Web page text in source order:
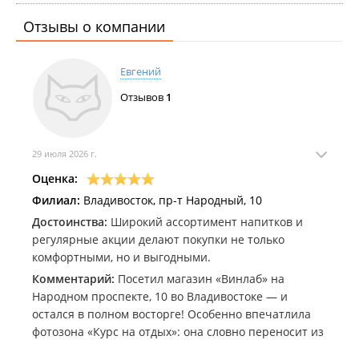
Отзывы о компании
Евгений
Отзывов 1
29 июля 2026 г.
Оценка:
Филиал: Владивосток, пр-т Народный, 10
Достоинства: Широкий ассортимент напитков и
регулярные акции делают покупки не только
комфортными, но и выгодными.
Комментарий: Посетил магазин «Винлаб» на
Народном проспекте, 10 во Владивостоке — и
остался в полном восторге! Особенно впечатлила
фотозона «Курс на отдых»: она словно переносит из